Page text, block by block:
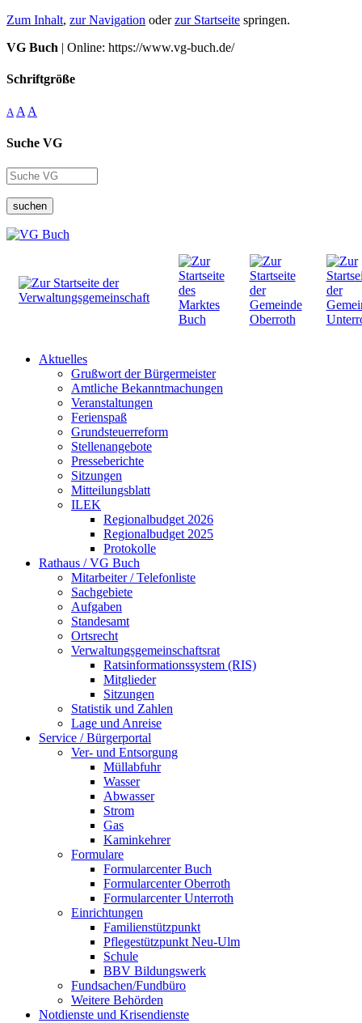
Zum Inhalt, zur Navigation oderzur Startseite springen.
VG Buch | Online: https://www.vg-buch.de/
Schriftgröße
A A A
Suche VG
suchen
Aktuelles
Grußwort der Bürgermeister
Amtliche Bekanntmachungen
Veranstaltungen
Ferienspaß
Grundsteuerreform
Stellenangebote
Presseberichte
Sitzungen
Mitteilungsblatt
ILEK
Regionalbudget 2026
Regionalbudget 2025
Protokolle
Rathaus / VG Buch
Mitarbeiter / Telefonliste
Sachgebiete
Aufgaben
Standesamt
Ortsrecht
Verwaltungsgemeinschaftsrat
Ratsinformationssystem (RIS)
Mitglieder
Sitzungen
Statistik und Zahlen
Lage und Anreise
Service / Bürgerportal
Ver- und Entsorgung
Müllabfuhr
Wasser
Abwasser
Strom
Gas
Kaminkehrer
Formulare
Formularcenter Buch
Formularcenter Oberroth
Formularcenter Unterroth
Einrichtungen
Familienstützpunkt
Pflegestützpunkt Neu-Ulm
Schule
BBV Bildungswerk
Fundsachen/Fundbüro
Weitere Behörden
Notdienste und Krisendienste